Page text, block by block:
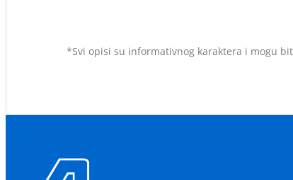
*Svi opisi su informativnog karaktera i mogu